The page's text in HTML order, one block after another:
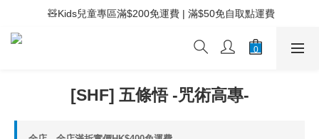
⚡滿$400免運費 | 滿$200免Easy Trade自取點運費
🧸Kids兒童專區滿$200免運費 | 滿$50免自取點運費
⚡滿$400免運費 | 滿$200免Easy Trade自取點運費
[SHF] 五條悟 -咒術高專-